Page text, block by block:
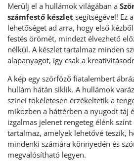
Merülj el a hullámok világában a
számfestő készlet segítségével! Ez
lehetőséget ad arra, hogy első
festés örömét, mindezt élvezhető
nélkül. A készlet tartalmaz minden
alapanyagot, így csak a
A kép egy szörföző fiatalembert
hullám hátán siklik. A hullámok
színei tökéletesen érzékeltetik a
miközben a háttérben a nyugodt táj
izgalmas jelenet rengeteg élénk
tartalmaz, amelyek lehetővé teszik,
mindenki számára könnyedén és
megvalósítható legyen.